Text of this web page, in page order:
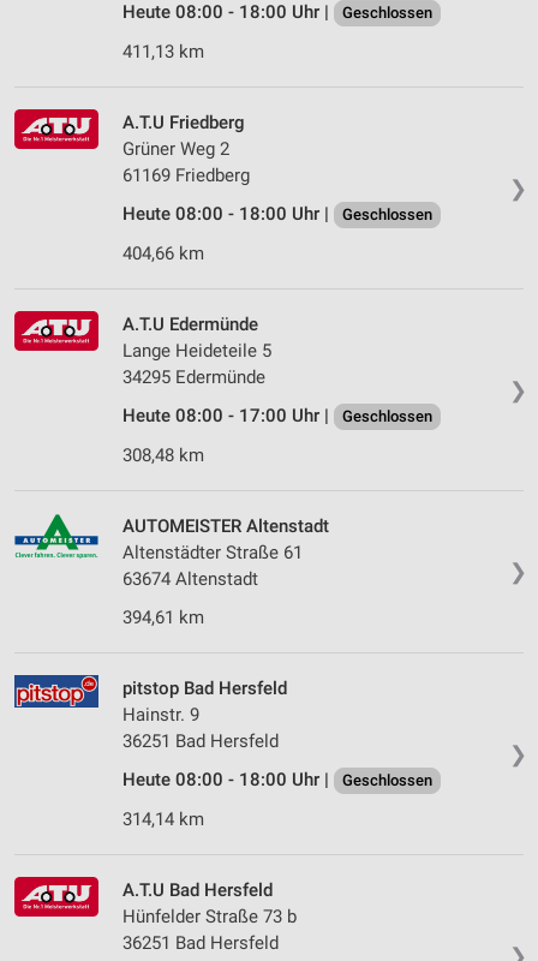
Heute 08:00 - 18:00 Uhr |
Geschlossen
411,13 km
❯
A.T.U Friedberg
Grüner Weg 2
61169 Friedberg
Heute 08:00 - 18:00 Uhr |
Geschlossen
404,66 km
❯
A.T.U Edermünde
Lange Heideteile 5
34295 Edermünde
Heute 08:00 - 17:00 Uhr |
Geschlossen
308,48 km
❯
AUTOMEISTER Altenstadt
Altenstädter Straße 61
63674 Altenstadt
394,61 km
❯
pitstop Bad Hersfeld
Hainstr. 9
36251 Bad Hersfeld
Heute 08:00 - 18:00 Uhr |
Geschlossen
314,14 km
❯
A.T.U Bad Hersfeld
Hünfelder Straße 73 b
36251 Bad Hersfeld